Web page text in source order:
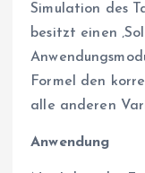
Simulation des
besitzt einen
Formel den
alle anderen
Anwendung